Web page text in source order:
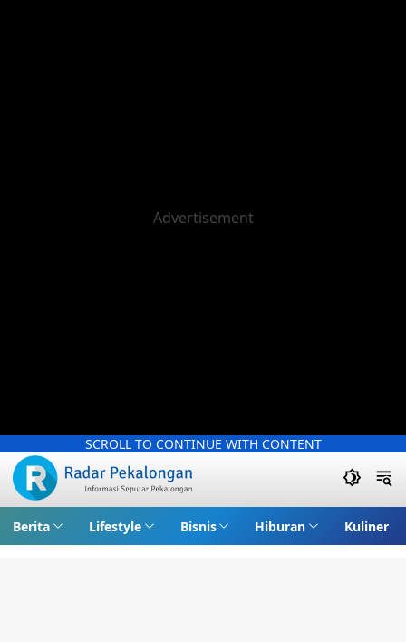
SCROLL TO CONTINUE WITH CONTENT
Berita Lifestyle Bisnis Hiburan Kuliner